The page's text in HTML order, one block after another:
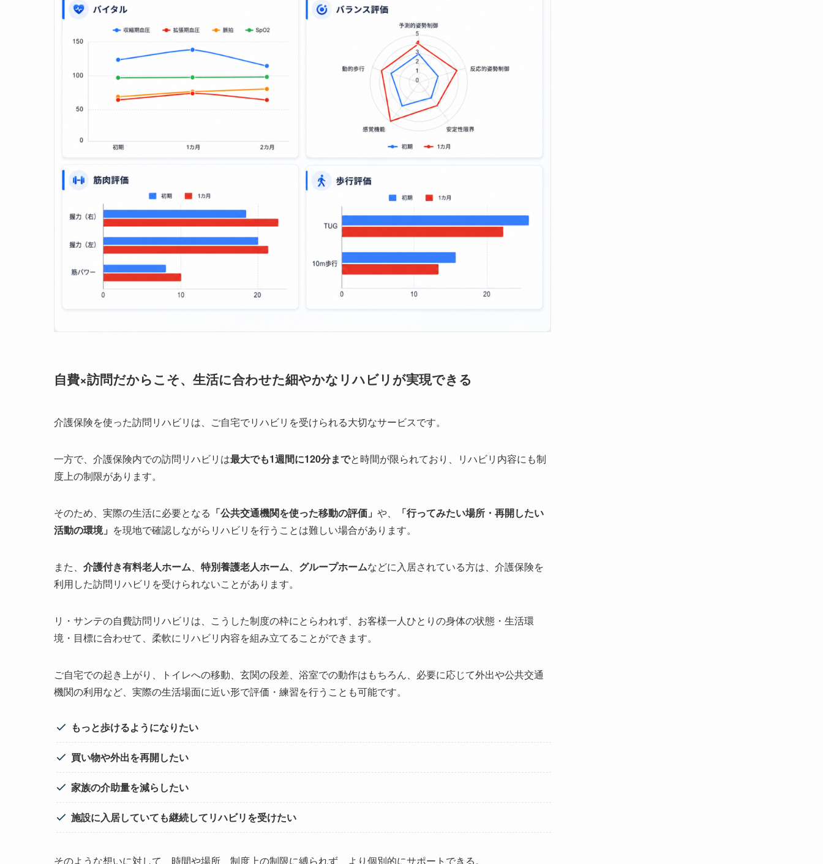
自費×訪問だからこそ、生活に合わせた細やかなリハビリが実現できる
介護保険を使った訪問リハビリは、ご自宅でリハビリを受けられる大切なサービスです。
一方で、介護保険内での訪問リハビリは最大でも1週間に120分までと時間が限られており、リハビリ内容にも制
度上の制限があります。
そのため、実際の生活に必要となる 「公共交通機関を使った移動の評価」 や、
「行ってみたい場所・再開したい
活動の環境」 を現地で確認しながらリハビリを行うことは難しい場合があります。
また、 介護付き有料老人ホーム、 特別養護老人ホーム、 グループホームなどに入居されている方は、介護保険を
利用した訪問リハビリを受けられないことがあります。
リ・サンテの自費訪問リハビリは、こうした制度の枠にとらわれず、お客様一人ひとりの身体の状態・生活環
境・目標に合わせて、柔軟にリハビリ内容を組み立てることができます。
ご自宅での起き上がり、トイレへの移動、玄関の段差、浴室での動作はもちろん、必要に応じて外出や公共交通
機関の利用など、実際の生活場面に近い形で評価・練習を行うことも可能です。
もっと歩けるようになりたい
買い物や外出を再開したい
家族の介助量を減らしたい
施設に入居していても継続してリハビリを受けたい
そのような想いに対して、時間や場所、制度上の制限に縛られず、より個別的にサポートできる。